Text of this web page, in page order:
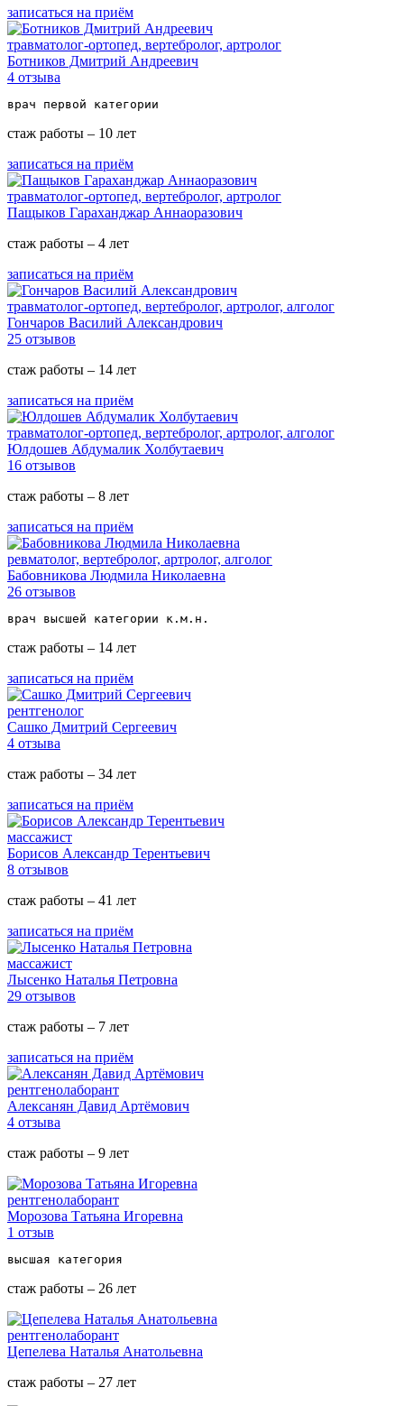
записаться на приём
травматолог-ортопед, вертебролог, артролог
Ботников Дмитрий Андреевич
4 отзыва
врач первой категории
стаж работы – 10 лет
записаться на приём
травматолог-ортопед, вертебролог, артролог
Пащыков Гараханджар Аннаоразович
стаж работы – 4 лет
записаться на приём
травматолог-ортопед, вертебролог, артролог, алголог
Гончаров Василий Александрович
25 отзывов
стаж работы – 14 лет
записаться на приём
травматолог-ортопед, вертебролог, артролог, алголог
Юлдошев Абдумалик Холбутаевич
16 отзывов
стаж работы – 8 лет
записаться на приём
ревматолог, вертебролог, артролог, алголог
Бабовникова Людмила Николаевна
26 отзывов
врач высшей категории к.м.н.
стаж работы – 14 лет
записаться на приём
рентгенолог
Сашко Дмитрий Сергеевич
4 отзыва
стаж работы – 34 лет
записаться на приём
массажист
Борисов Александр Терентьевич
8 отзывов
стаж работы – 41 лет
записаться на приём
массажист
Лысенко Наталья Петровна
29 отзывов
стаж работы – 7 лет
записаться на приём
рентгенолаборант
Алексанян Давид Артёмович
4 отзыва
стаж работы – 9 лет
рентгенолаборант
Морозова Татьяна Игоревна
1 отзыв
высшая категория
стаж работы – 26 лет
рентгенолаборант
Цепелева Наталья Анатольевна
стаж работы – 27 лет